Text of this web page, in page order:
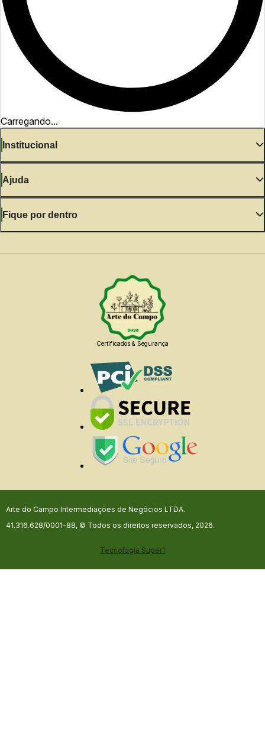
Carregando...
Institucional
Ajuda
Fique por dentro
Certificados & Segurança
Arte do Campo Intermediações de Negócios LTDA.
41.316.628/0001-88, © Todos os direitos reservados, 2026.
Tecnologia Super1